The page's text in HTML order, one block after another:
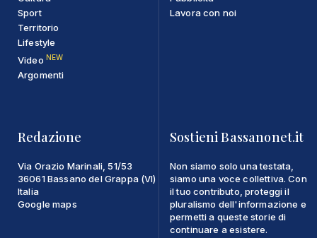
Sport
Territorio
Lifestyle
Video NEW
Argomenti
Lavora con noi
Redazione
Via Orazio Marinali, 51/53
36061 Bassano del Grappa (VI)
Italia
Google maps
Sostieni Bassanonet.it
Non siamo solo una testata,
siamo una voce collettiva. Con
il tuo contributo, proteggi il
pluralismo dell'informazione e
permetti a queste storie di
continuare a esistere.